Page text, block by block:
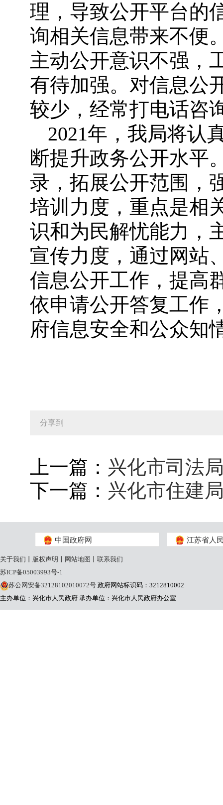
理，导致公开平台的
询相关信息带来不便
主动公开意识不强，
有待加强。对信息公
较少，经常打电话咨
2021年，我局将认
断提升政务公开水平
录，拓展公开范围，
培训力度，重点是相
识和为民解忧能力，
宣传力度，通过网站
信息公开工作，提高
依申请公开答复工作
府信息安全和公众知
分享到
上一篇： 兴化市司法
下一篇： 兴化市住建
中国政府网 江苏省人
关于我们 版权声明 网站地图
联系我们
苏ICP备05003993号-1
苏公网安备32128102010072号 政府网站标识码：3212810002
主办单位：兴化市人民政府 承办单位：兴化市人民政府办公室